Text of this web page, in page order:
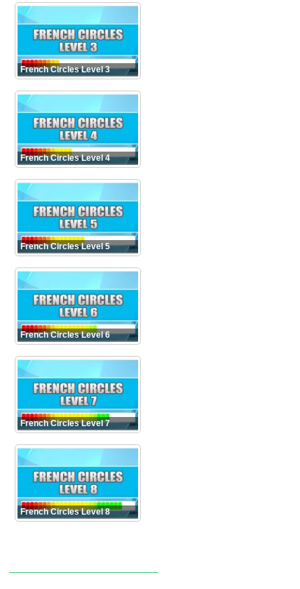
French Circles Level 3
French Circles Level 4
French Circles Level 5
French Circles Level 6
French Circles Level 7
French Circles Level 8